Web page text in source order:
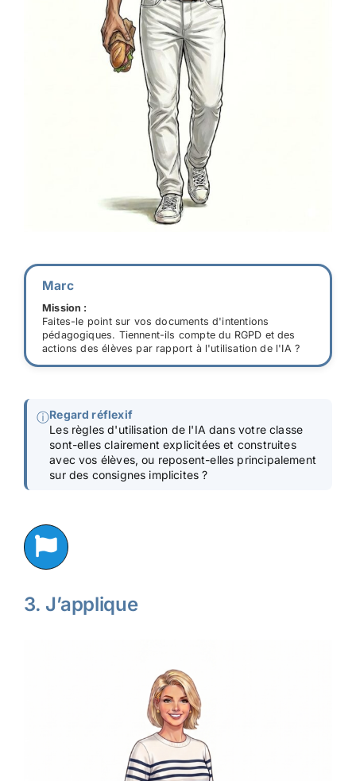
Marc
Mission :
Faites-le point sur vos documents d'intentions
pédagogiques. Tiennent-ils compte du RGPD et des
actions des élèves par rapport à l'utilisation de l'IA ?
ⓘRegard réflexif
Les règles d'utilisation de l'IA dans votre classe
sont-elles clairement explicitées et construites
avec vos élèves, ou reposent-elles principalement
sur des consignes implicites ?
3. J’applique